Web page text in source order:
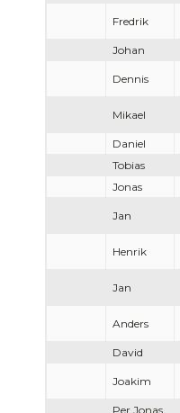
Fredrik
Johan
Dennis
Mikael
Daniel
Tobias
Jonas
Jan
Henrik
Jan
Anders
David
Joakim
Per Jonas